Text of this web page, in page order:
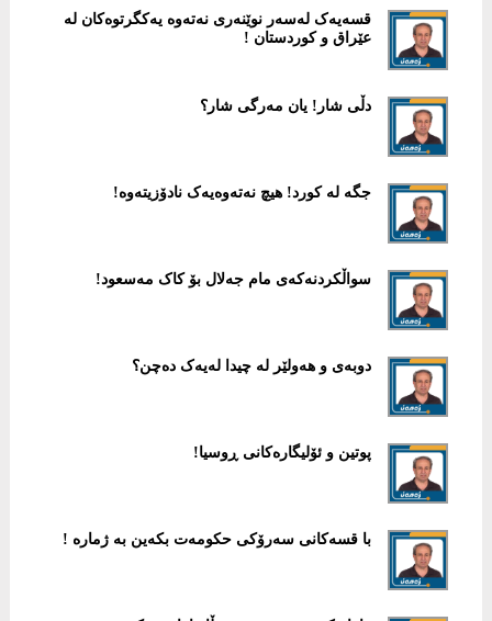
قسەیەک لەسەر نوێنەری نەتەوە یەکگرتوەکان لە
عێراق و کوردستان !
دڵی شار! یان مەرگی شار؟
جگە لە کورد! هیچ نەتەوەیەک نادۆزیتەوە!
سواڵکردنەکەی مام جەلال بۆ کاک مەسعود!
دوبەی و هەولێر لە چیدا لەیەک دەچن؟
پوتین و ئۆلیگارەکانی ڕوسیا!
با قسەکانی سەرۆکی حکومەت بکەین بە ژمارە !